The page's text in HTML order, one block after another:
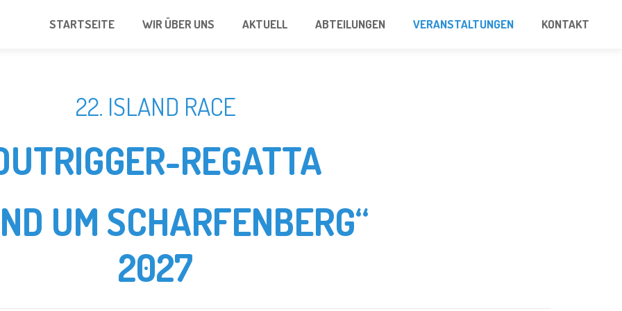
STARTSEITE WIR ÜBER UNS AKTUELL ABTEILUNGEN VERANSTALTUNGEN KONTAKT
22. ISLAND RACE
REGATTA
UM SCHARFENBERG“
2027